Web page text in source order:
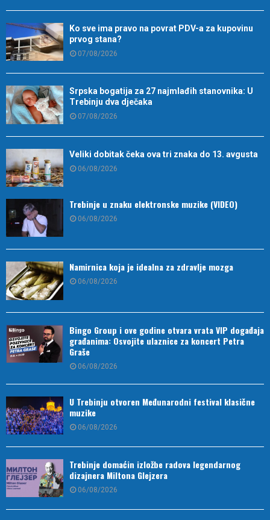
Ko sve ima pravo na povrat PDV-a za kupovinu
prvog stana?
07/08/2026
Srpska bogatija za 27 najmlađih stanovnika: U
Trebinju dva dječaka
07/08/2026
Veliki dobitak čeka ova tri znaka do 13. avgusta
06/08/2026
Trebinje u znaku elektronske muzike (VIDEO)
06/08/2026
Namirnica koja je idealna za zdravlje mozga
06/08/2026
Bingo Group i ove godine otvara vrata VIP događaja
građanima: Osvojite ulaznice za koncert Petra
Graše
06/08/2026
U Trebinju otvoren Međunarodni festival klasične
muzike
06/08/2026
Trebinje domaćin izložbe radova legendarnog
dizajnera Miltona Glejzera
06/08/2026